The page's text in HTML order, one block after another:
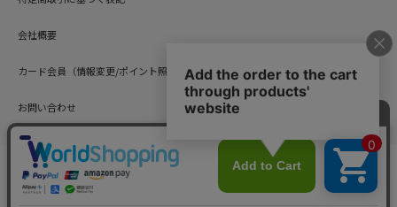
会社概要
カード会員（情報変更/ポイント照会）
お問い合わせ